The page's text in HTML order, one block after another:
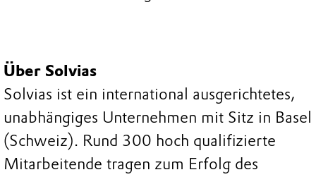
Über Solvias
Solvias ist ein international ausgerichtetes,
unabhängiges Unternehmen mit Sitz in Basel
(Schweiz). Rund 300 hoch qualifizierte
Mitarbeitende tragen zum Erfolg des